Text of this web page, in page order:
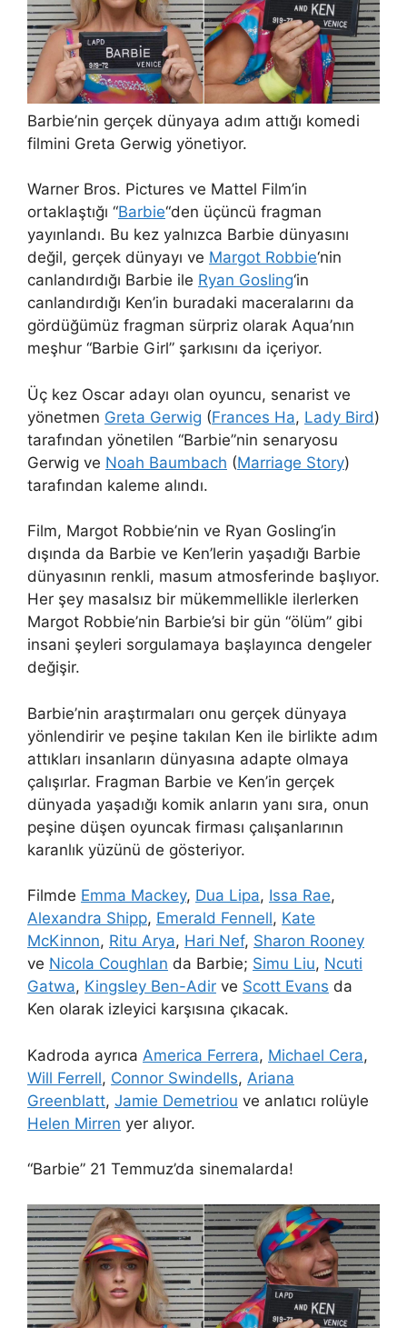
Barbie’nin gerçek dünyaya adım attığı komedi
filmini Greta Gerwig yönetiyor.
Warner Bros. Pictures ve Mattel Film’in
ortaklaştığı “Barbie“den üçüncü fragman
yayınlandı. Bu kez yalnızca Barbie dünyasını
değil, gerçek dünyayı ve Margot Robbie‘nin
canlandırdığı Barbie ile Ryan Gosling‘in
canlandırdığı Ken’in buradaki maceralarını da
gördüğümüz fragman sürpriz olarak Aqua’nın
meşhur “Barbie Girl” şarkısını da içeriyor.
Üç kez Oscar adayı olan oyuncu, senarist ve
yönetmen Greta Gerwig (Frances Ha, Lady Bird)
tarafından yönetilen “Barbie”nin senaryosu
Gerwig ve Noah Baumbach (Marriage Story)
tarafından kaleme alındı.
Film, Margot Robbie’nin ve Ryan Gosling’in
dışında da Barbie ve Ken’lerin yaşadığı Barbie
dünyasının renkli, masum atmosferinde başlıyor.
Her şey masalsız bir mükemmellikle ilerlerken
Margot Robbie’nin Barbie’si bir gün “ölüm” gibi
insani şeyleri sorgulamaya başlayınca dengeler
değişir.
Barbie’nin araştırmaları onu gerçek dünyaya
yönlendirir ve peşine takılan Ken ile birlikte adım
attıkları insanların dünyasına adapte olmaya
çalışırlar. Fragman Barbie ve Ken’in gerçek
dünyada yaşadığı komik anların yanı sıra, onun
peşine düşen oyuncak firması çalışanlarının
karanlık yüzünü de gösteriyor.
Filmde Emma Mackey, Dua Lipa, Issa Rae,
Alexandra Shipp, Emerald Fennell, Kate
McKinnon, Ritu Arya, Hari Nef, Sharon Rooney
ve Nicola Coughlan da Barbie; Simu Liu, Ncuti
Gatwa, Kingsley Ben-Adir ve Scott Evans da
Ken olarak izleyici karşısına çıkacak.
Kadroda ayrıca America Ferrera, Michael Cera,
Will Ferrell, Connor Swindells, Ariana
Greenblatt, Jamie Demetriou ve anlatıcı rolüyle
Helen Mirren yer alıyor.
“Barbie” 21 Temmuz’da sinemalarda!